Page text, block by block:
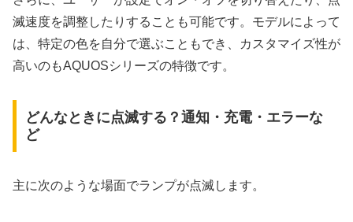
滅速度を調整したりすることも可能です。モデルによって
は、特定の色を自分で選ぶこともでき、カスタマイズ性が
高いのもAQUOSシリーズの特徴です。
どんなときに点滅する？通知・充電・エラーな
ど
主に次のような場面でランプが点滅します。